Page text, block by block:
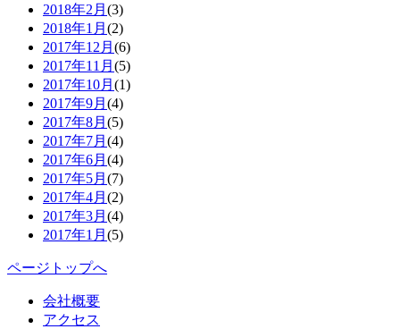
2018年2月 (3)
2018年1月 (2)
2017年12月 (6)
2017年11月 (5)
2017年10月 (1)
2017年9月 (4)
2017年8月 (5)
2017年7月 (4)
2017年6月 (4)
2017年5月 (7)
2017年4月 (2)
2017年3月 (4)
2017年1月 (5)
ページトップへ
会社概要
アクセス